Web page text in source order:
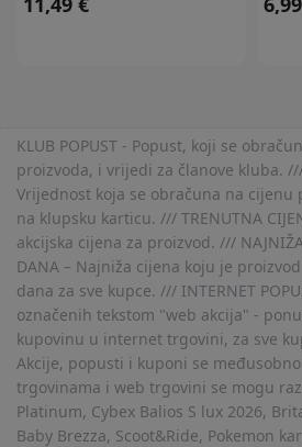
KLUB POPUST - Popust, koji se
proizvoda, i vrijedi za članove kluba. ///
Vrijednost koja se obračuna na cijenu
na klupsku karticu. /// TRENUTNA
akcijska cijena za proizvod. /// NAJNIŽA
DANA – Najniža cijena koju je
dana za sve kupce. /// INTERNET
označenih tekstom "web akcija" -
kupovinu u internet trgovini, za sve
Akcije, popusti i kuponi se
trgovinama i web trgovini se mogu
Platinum, Cybex Balios S lux 2026,
Baby Brezza, Scoot&Ride, Pokemon